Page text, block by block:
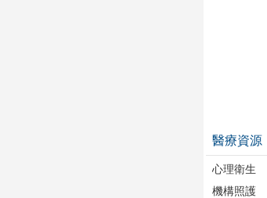
醫療資源
心理衛生
機構照護